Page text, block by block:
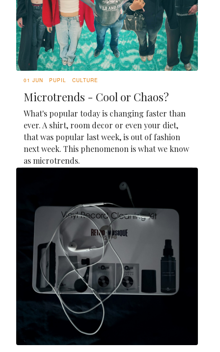
01 JUN PUPIL CULTURE
Microtrends - Cool or Chaos?
What's popular today is changing faster than
ever. A shirt, room decor or even your diet,
that was popular last week, is out of fashion
next week. This phenomenon is what we know
as microtrends.